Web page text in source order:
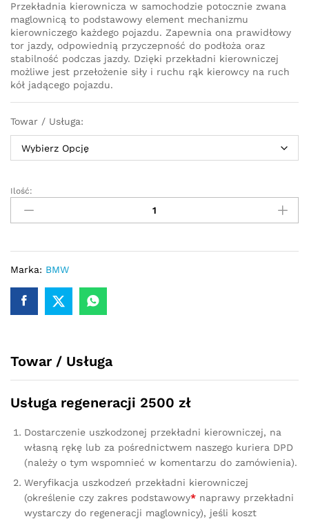
Przekładnia kierownicza w samochodzie potocznie zwana
maglownicą to podstawowy element mechanizmu
kierowniczego każdego pojazdu. Zapewnia ona prawidłowy
tor jazdy, odpowiednią przyczepność do podłoża oraz
stabilność podczas jazdy. Dzięki przekładni kierowniczej
możliwe jest przełożenie siły i ruchu rąk kierowcy na ruch
kół jadącego pojazdu.
Towar / Usługa:
Przekładnia
kierownicza
-
elektryczna
BMW
G30
2017
Ilość:
Marka: BMW
Towar / Usługa
Usługa regeneracji 2500 zł
Dostarczenie uszkodzonej przekładni kierowniczej, na
własną rękę lub za pośrednictwem naszego kuriera DPD
(należy o tym wspomnieć w komentarzu do zamówienia).
Weryfikacja uszkodzeń przekładni kierowniczej
(określenie czy zakres podstawowy* naprawy przekładni
wystarczy do regeneracji maglownicy), jeśli koszt